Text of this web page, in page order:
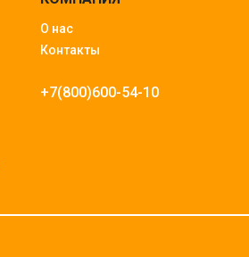
О нас
Контакты
+7(800)600-54-10